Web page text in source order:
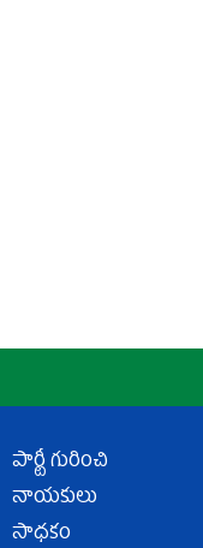
పార్టీ గురించి
నాయకులు
సాధకం